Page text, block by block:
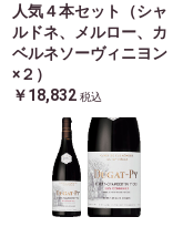
人気４本セット（シャ
ルドネ、メルロー、カ
ベルネソーヴィニヨン
×２）
￥18,832 税込